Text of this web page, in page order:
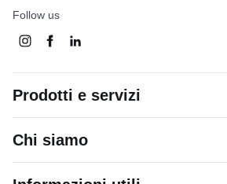
Follow us
Prodotti e servizi
Chi siamo